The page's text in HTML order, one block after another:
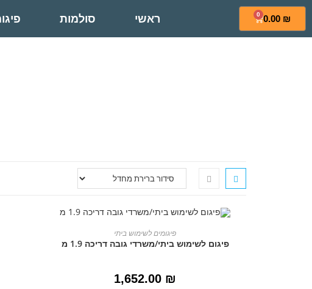
0.00 ₪
0 ראשי סולמות
הוספה לסל
פיגומים לשימוש ביתי
פיגום לשימוש ביתי/משרדי גובה דריכה 1.9 מ
1,652.00 ₪